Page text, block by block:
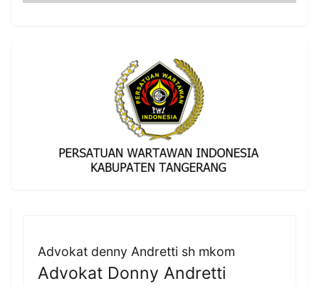
Advokat denny Andretti sh mkom
Advokat Donny Andretti